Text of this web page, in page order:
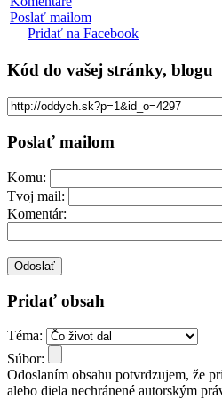
Poslať mailom
Pridať na Facebook
Kód do vašej stránky, blogu
Poslať mailom
Komu:
Tvoj mail:
Komentár:
Pridať obsah
Téma:
Súbor:
Odoslaním obsahu potvrdzujem, že
alebo diela nechránené autorským